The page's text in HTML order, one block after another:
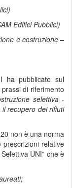
Edifici Pubblici)
e costruzione –
ha pubblicato sul
di riferimento
selettiva -
recupero dei rifiuti
non è una norma
relative
UNI” che è